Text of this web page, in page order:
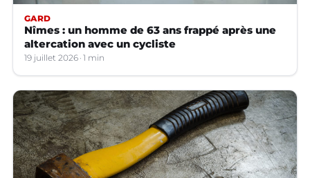
GARD
Nîmes : un homme de 63 ans frappé après une
altercation avec un cycliste
19 juillet 2026 1 min